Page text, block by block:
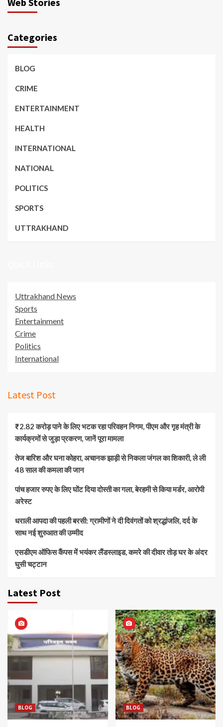
Categories
BLOG
CRIME
ENTERTAINMENT
HEALTH
INTERNATIONAL
NATIONAL
POLITICS
SPORTS
UTTRAKHAND
Uttrakhand News
Sports
Entertainment
Crime
Politics
International
Latest Post
₹2.82 करोड़ पाने के लिए भटक रहा परिवहन निगम, पीएम और गृह मंत्री के
कार्यक्रमों से जुड़ा प्रकरण, जानें पूरा मामला
तेज बारिश और घना कोहरा, अचानक झाड़ी से निकला जंगल का शिकारी, ले ली
48 साल की कमला की जान
पांच हजार रुपए के लिए घोंट दिया दोस्ती का गला, बेरहमी से किया मर्डर, आरोपी
अरेस्ट
धराली आपदा की पहली बरसी: ग्रामीणों ने दी दिवंगतों को श्रद्धांजलि, दर्द के
साथ नई शुरुआत की उम्मीद
एसडीएम ऑफिस कैंपस में भयंकर लैंडस्लाइड, कमरे की दीवार तोड़ घर के अंदर
घुसी चट्टान
Latest Post
BLOG BLOG